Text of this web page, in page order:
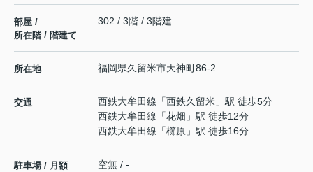
部屋 /
所在階 / 階建て
302 / 3階 / 3階建
所在地 福岡県久留米市天神町86-2
交通 西鉄大牟田線 「西鉄久留米 」駅 徒歩5分
西鉄大牟田線 「花畑 」駅 徒歩12分
西鉄大牟田線 「櫛原 」駅 徒歩16分
駐車場 / 月額 空無 / -